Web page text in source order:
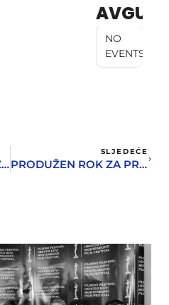
AVGUST
NO
EVENTS
KONCERT MJESNE MUZIKE ĐENOVIĆ NA TRGU MARŠALA TITA
SLJEDEĆE
PRODUŽEN ROK ZA PRIJAVU ZA UČEŠĆE NA HERCEGNOVSKOJ LIKOVNOJ SCENI